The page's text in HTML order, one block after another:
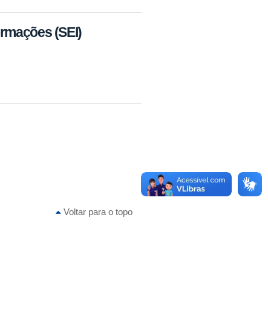
(SEI)
Voltar para o topo